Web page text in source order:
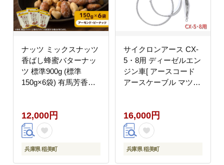
ナッツ ミックスナッツ
香ばし蜂蜜バターナッ
ツ 標準900g (標準
150g×6袋) 有馬芳香堂
バター おやつ お菓子
おかし おつまみ 兵庫県
兵庫 稲美町
12,000円
兵庫県 稲美町
サイクロンアース CX-
5・8用 ディーゼルエン
ジン車[ アースコード
アースケーブル マツダ
16,000円
兵庫県 稲美町